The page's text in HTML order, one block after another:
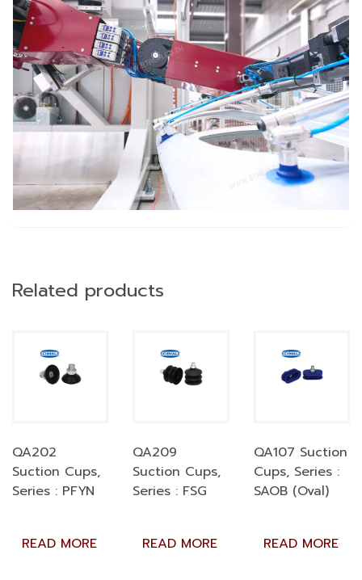
Related products
QA202
Suction Cups,
Series : PFYN
READ MORE
QA209
Suction Cups,
Series : FSG
READ MORE
QA107 Suction
Cups, Series :
SAOB (Oval)
READ MORE